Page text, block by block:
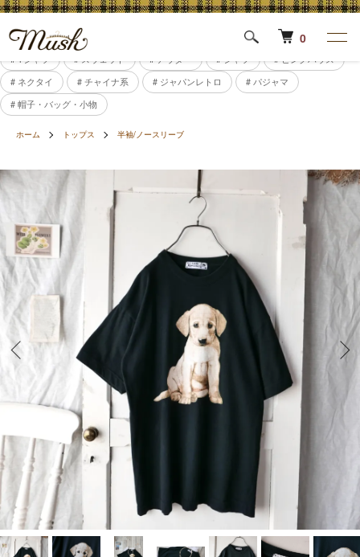
0
# Tシャツ # スウェット # アウター # シャツ
# ピンクハウス
# ネクタイ
# チャイナ系 # ジャパンレトロ
# パジャマ
# 帽子・バッグ・小物
ホーム トップス 半袖/ノースリーブ